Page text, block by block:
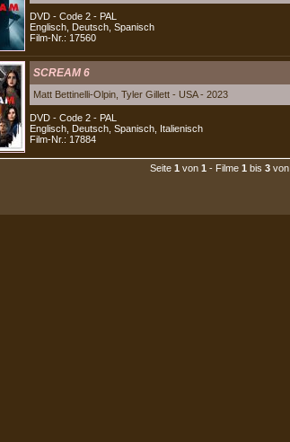
DVD - Code 2 - PAL
Englisch, Deutsch, Spanisch
Film-Nr.: 17560
SCREAM 6
Matt Bettinelli-Olpin, Tyler Gillett - USA - 2023
DVD - Code 2 - PAL
Englisch, Deutsch, Spanisch, Italienisch
Film-Nr.: 17884
Seite 1 von 1 - Filme 1 bis 3von